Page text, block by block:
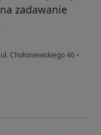
zadawanie
Chołoniewskiego 46 •